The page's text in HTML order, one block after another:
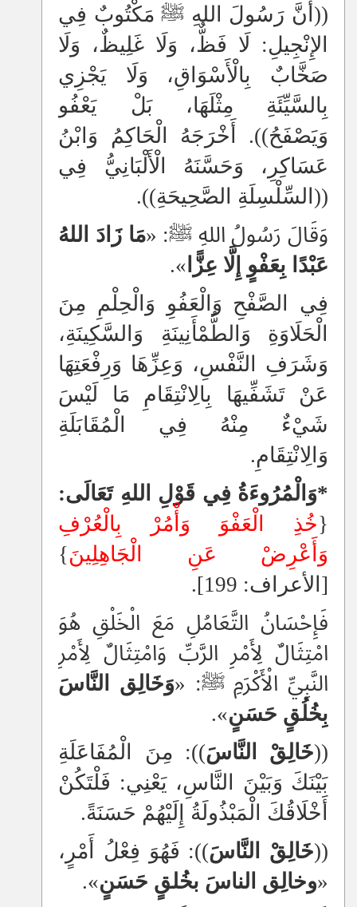
((أَنَّ رَسُولَ اللهِ ﷺ مَكْتُوبٌ فِي
الإِنْجِيلِ: لَا فَظٌّ، وَلَا غَلِيظٌ، وَلَا
صَخَّابٌ بِالْأَسْوَاقِ، وَلَا يَجْزِي
بِالسَّيِّئَةِ مِثْلَهَا، بَلْ يَعْفُو
وَيَصْفَحُ)). أَخْرَجَهُ الْحَاكِمُ وَابْنُ
عَسَاكِرِ، وَحَسَّنَهُ الْأَلْبَانِيُّ فِي
((السِّلْسِلَةِ الصَّحِيحَةِ)).
وَقَالَ رَسُولُ اللهِ ﷺ: «مَا زَادَ اللهُ
عَبْدًا بِعَفْوٍ إِلَّا عِزًّا ».
فِي الصَّفْحِ وَالْعَفُوِ وَالْحِلْمِ مِنَ
الْحَلَاوَةِ وَالطُّمْأَنِينَةِ وَالسَّكِينَةِ،
وَشَرَفِ النَّفْسِ، وَعِزِّهَا وَرِفْعَتِهَا
عَنْ تَشَفِّيهَا بِالِانْتِقَامِ مَا لَيْسَ
شَيْءٌ مِنْهُ فِي الْمُقَابَلَةِ
وَالِانْتِقَامِ.
*وَالْمُرُوءَةُ فِي قَوْلِ اللهِ تَعَالَى:
{خُذِ الْعَفْوَ وَأْمُرْ بِالْعُرْفِ
وَأَعْرِضْ
عَنِ الْجَاهِلِينَ}
[الأعراف: 199].
فَإِحْسَانُ التَّعَامُلِ مَعَ الْخَلْقِ هُوَ
امْتِثَالٌ لِأَمْرِ الرَّبِّ وَامْتِثَالٌ لِأَمْرِ
النَّبِيِّ الْأَكْرَمِ ﷺ: «وَخَالِق النَّاسَ
بِخُلُقٍ حَسَنٍ».
((خَالِقْ النَّاسَ)): مِنَ الْمُفَاعَلَةِ
بَيْنَكَ وَبَيْنَ النَّاسِ، يَعْنِي: فَلْتَكُنْ
أَخْلَاقُكَ الْمَبْذُولَةُ إِلَيْهُمْ حَسَنَةً.
((خَالِقْ النَّاسَ)): فَهُوَ فِعْلُ أَمْرٍ،
«وخالِق الناسَ بخُلقٍ حَسَنٍ».